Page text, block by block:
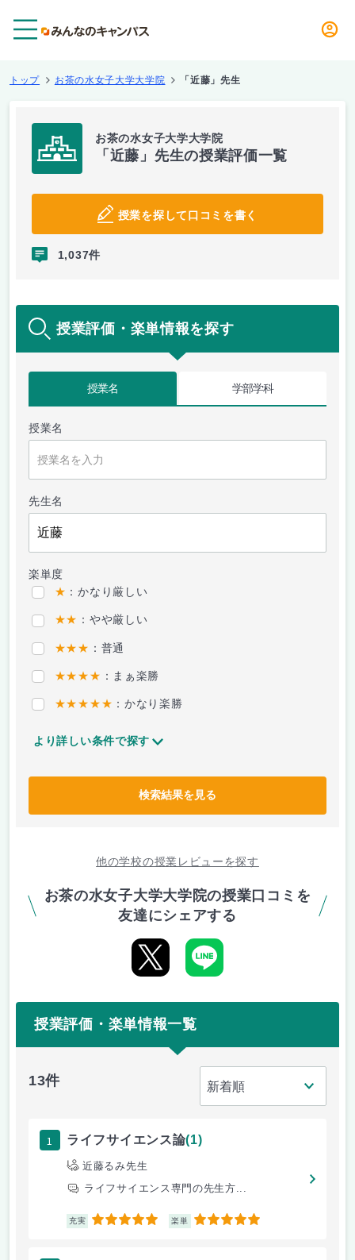
トップ お茶の水女子大学大学院 「近藤」先生
お茶の水女子大学大学院
「近藤」先生の授業評価一覧
授業を探して口コミを書く
1,037件
授業評価・楽単情報を探す
授業名 学部学科
授業名
先生名
楽単度
★ ：かなり厳しい
★★ ：やや厳しい
★★★ ：普通
★★★★ ：まぁ楽勝
★★★★★ ：かなり楽勝
より詳しい条件で探す
検索結果を見る
他の学校の授業レビューを探す
お茶の水女子大学大学院の授業口コミを
友達にシェアする
授業評価・楽単情報一覧
13件
1 ライフサイエンス論(1)
近藤るみ先生
ライフサイエンス専門の先生方...
充実 5 楽単 5